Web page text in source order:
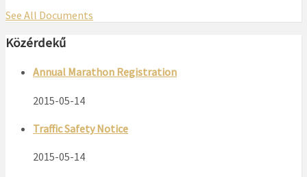
See All Documents
Közérdekű
Annual Marathon Registration
2015-05-14
Traffic Safety Notice
2015-05-14